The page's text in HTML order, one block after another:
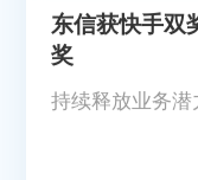
东信获快手
奖
持续释放业务